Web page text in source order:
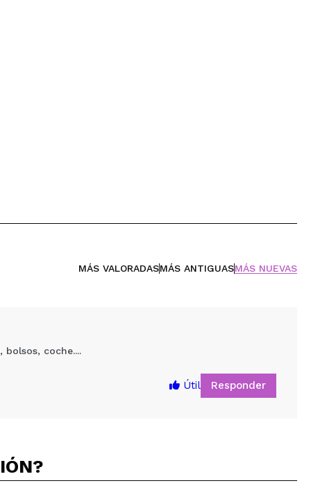
MÁS VALORADASMÁS ANTIGUASMÁS NUEVAS
coche....
Útil Responder